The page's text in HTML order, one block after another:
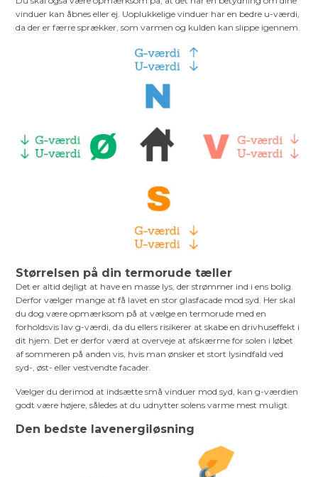
vinduer kan åbnes eller ej. Uoplukkelige vinduer har en bedre u-værdi,
da der er færre sprækker, som varmen og kulden kan slippe igennem.
Størrelsen på din termorude tæller
Det er altid dejligt at have en masse lys, der strømmer ind i ens bolig.
Derfor vælger mange at få lavet en stor glasfacade mod syd. Her skal
du dog være opmærksom på at vælge en termorude med en
forholdsvis lav g-værdi, da du ellers risikerer at skabe en drivhuseffekt i
dit hjem. Det er derfor værd at overveje at afskærme for solen i løbet
af sommeren på anden vis, hvis man ønsker et stort lysindfald ved
syd-, øst- eller vestvendte facader.
Vælger du derimod at indsætte små vinduer mod syd, kan g-værdien
godt være højere, således at du udnytter solens varme mest muligt.
Den bedste lavenergiløsning